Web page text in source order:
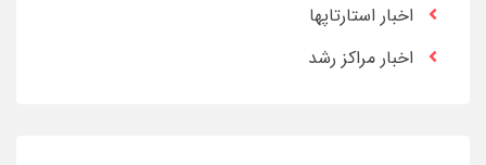
اخبار استارتاپها
اخبار مراکز رشد